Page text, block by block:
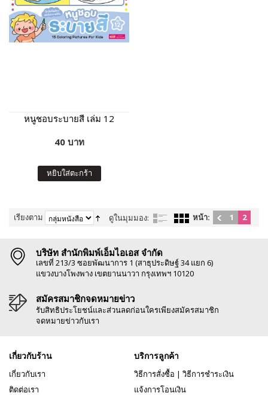
หนูชอบระบายสี เล่ม 12
40 บาท
หยิบใส่ตะกร้า
เรียงตาม ดูในมุมมอง: หน้า: 1 2
บริษัท สำนักพิมพ์เอ็มไอเอส จำกัด
เลขที่ 213/3 ซอยพัฒนาการ 1 (สาธุประดิษฐ์ 34 แยก 6)
แขวงบางโพงพาง เขตยานนาวา กรุงเทพฯ 10120
สมัครสมาชิกจดหมายข่าว
รับสิทธิประโยชน์และส่วนลดก่อนใครเพียงสมัครสมาชิก
จดหมายข่าวกับเรา
เกี่ยวกับร้าน
เกี่ยวกับเรา
ติดต่อเรา
บริการลูกค้า
วิธีการสั่งซื้อ | วิธีการชำระเงิน
แจ้งการโอนเงิน